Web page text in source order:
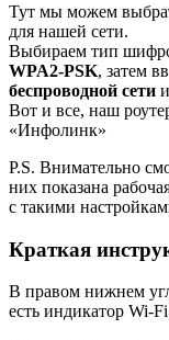
Тут мы можем
для нашей сети.
Выбираем тип
WPA2-PSK, затем
беспроводной сети
Вот и все, наш
«Инфолинк»
P.S. Внимательно
них показана
с такими
Краткая
В правом нижнем
есть индикатор Wi-